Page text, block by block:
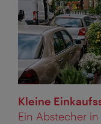
Kleine
Ein Abstecher